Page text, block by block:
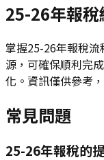
25-26年報稅
掌握25-26年報稅
源，可確保順利完
化。資訊僅供參考
常見問題
25-26年報稅的